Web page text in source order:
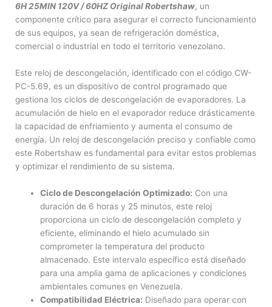
6H 25MIN 120V / 60HZ Original Robertshaw, un
componente crítico para asegurar el correcto funcionamiento
de sus equipos, ya sean de refrigeración doméstica,
comercial o industrial en todo el territorio venezolano.
Este reloj de descongelación, identificado con el código CW-
PC-5.69, es un dispositivo de control programado que
gestiona los ciclos de descongelación de evaporadores. La
acumulación de hielo en el evaporador reduce drásticamente
la capacidad de enfriamiento y aumenta el consumo de
energía. Un reloj de descongelación preciso y confiable como
este Robertshaw es fundamental para evitar estos problemas
y optimizar el rendimiento de su sistema.
Ciclo de Descongelación Optimizado: Con una
duración de 6 horas y 25 minutos, este reloj
proporciona un ciclo de descongelación completo y
eficiente, eliminando el hielo acumulado sin
comprometer la temperatura del producto
almacenado. Este intervalo específico está diseñado
para una amplia gama de aplicaciones y condiciones
ambientales comunes en Venezuela.
Compatibilidad Eléctrica: Diseñado para operar con